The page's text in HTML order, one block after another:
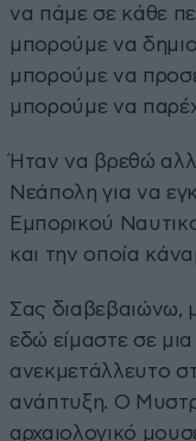
να πάμε σε κάθε
μπορούμε να
μπορούμε να
μπορούμε να
Ήταν να βρεθώ
Νεάπολη για να
Εμπορικού
και την οποία
Σας διαβεβαιώνω,
εδώ είμαστε σε μια
ανεκμετάλλευτο
ανάπτυξη. Ο
αρχαιολογικό